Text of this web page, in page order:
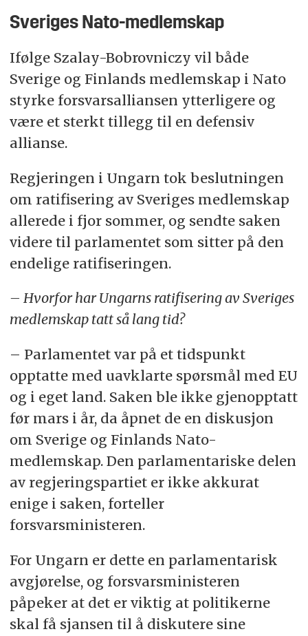
Sveriges Nato-medlemskap
Ifølge Szalay-Bobrovniczy vil både
Sverige og Finlands medlemskap i Nato
styrke forsvarsalliansen ytterligere og
være et sterkt tillegg til en defensiv
allianse.
Regjeringen i Ungarn tok beslutningen
om ratifisering av Sveriges medlemskap
allerede i fjor sommer, og sendte saken
videre til parlamentet som sitter på den
endelige ratifiseringen.
– Hvorfor har Ungarns ratifisering av Sveriges
medlemskap tatt så lang tid?
– Parlamentet var på et tidspunkt
opptatte med uavklarte spørsmål med EU
og i eget land. Saken ble ikke gjenopptatt
før mars i år, da åpnet de en diskusjon
om Sverige og Finlands Nato-
medlemskap. Den parlamentariske delen
av regjeringspartiet er ikke akkurat
enige i saken, forteller
forsvarsministeren.
For Ungarn er dette en parlamentarisk
avgjørelse, og forsvarsministeren
påpeker at det er viktig at politikerne
skal få sjansen til å diskutere sine